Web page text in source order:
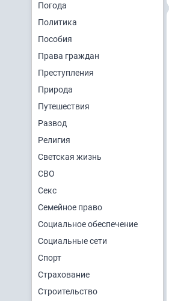
Погода
Политика
Пособия
Права граждан
Преступления
Природа
Путешествия
Развод
Религия
Светская жизнь
СВО
Секс
Семейное право
Социальное обеспечение
Социальные сети
Спорт
Страхование
Строительство